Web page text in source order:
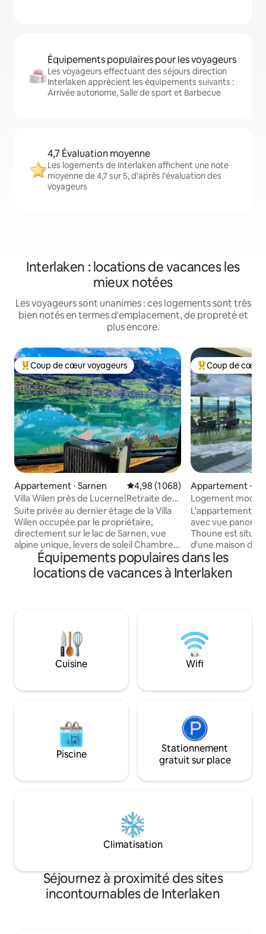
Équipements populaires pour les voyageurs
Les voyageurs effectuant des séjours direction
Interlaken apprécient les équipements suivants :
Arrivée autonome, Salle de sport et Barbecue
4,7 Évaluation moyenne
Les logements de Interlaken affichent une note
moyenne de 4,7 sur 5, d'après l'évaluation des
voyageurs
Interlaken : locations de vacances les
mieux notées
Les voyageurs sont unanimes : ces logements sont très
bien notés en termes d'emplacement, de propreté et
plus encore.
Coups de cœur voyageurs les plus appréciés
Coup de cœur voyageurs
Appartement ⋅ Sarnen Évaluation moyenne sur la base
4,98 (1 068)
Villa Wilen près de Lucerne|Retraite de
luxe au bord du lac
Suite privée au dernier étage de la Villa
Wilen occupée par le propriétaire,
directement sur le lac de Sarnen, vue
alpine unique, levers de soleil Chambre
spacieuse avec home cinéma, salon
panoramique, grande cuisine et salle de
bain (tous les espaces privés). Pour 3 à
lac et au jardin, paddle, parking gratuit et
WiFi. Enfants acceptés, petits chiens
uniquement. Le plus populaire Airbnb
Coups de cœur
Coup de cœur
Appartement ⋅
Logement
panoramique sur
L'appartement
avec vue
Thoune est situé
d'une maison de
rénovée. Il est
calme du village
pour des
À proximité :
Dorf/Post (4
village, terrain de
randonnée,
Équipements populaires dans les
locations de vacances à Interlaken
Cuisine Wifi
Piscine
Stationnement
gratuit sur place
Climatisation
Séjournez à proximité des sites
incontournables de Interlaken